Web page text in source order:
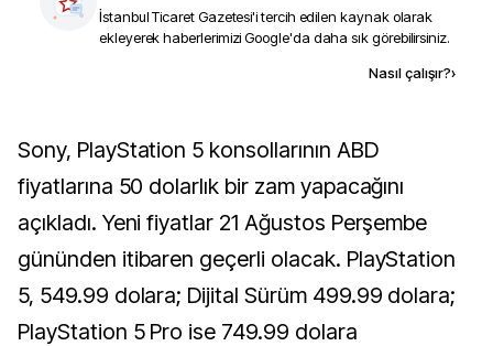
İstanbul Ticaret Gazetesi'i tercih edilen kaynak olarak
ekleyerek haberlerimizi Google'da daha sık görebilirsiniz.
Nasıl çalışır?›
Sony, PlayStation 5 konsollarının ABD
fiyatlarına 50 dolarlık bir zam yapacağını
açıkladı. Yeni fiyatlar 21 Ağustos Perşembe
gününden itibaren geçerli olacak. PlayStation
5, 549.99 dolara; Dijital Sürüm 499.99 dolara;
PlayStation 5 Pro ise 749.99 dolara